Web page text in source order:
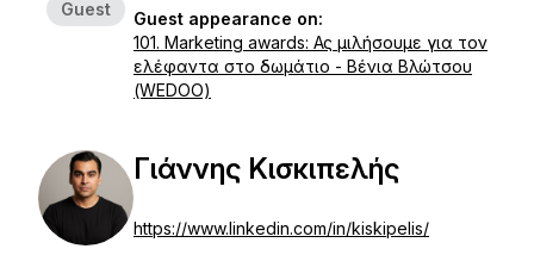
Guest
Guest appearance on:
101. Marketing awards: Ας μιλήσουμε για τον
ελέφαντα στο δωμάτιο - Βένια Βλώτσου
(WEDOO)
Γιάννης Κισκιπελής
https://www.linkedin.com/in/kiskipelis/